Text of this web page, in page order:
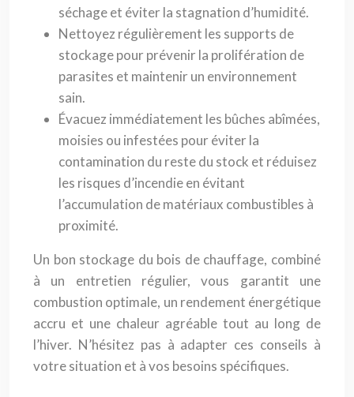
séchage et éviter la stagnation d’humidité.
Nettoyez régulièrement les supports de
stockage pour prévenir la prolifération de
parasites et maintenir un environnement
sain.
Évacuez immédiatement les bûches abîmées,
moisies ou infestées pour éviter la
contamination du reste du stock et réduisez
les risques d’incendie en évitant
l’accumulation de matériaux combustibles à
proximité.
Un bon stockage du bois de chauffage, combiné
à un entretien régulier, vous garantit une
combustion optimale, un rendement énergétique
accru et une chaleur agréable tout au long de
l’hiver. N’hésitez pas à adapter ces conseils à
votre situation et à vos besoins spécifiques.